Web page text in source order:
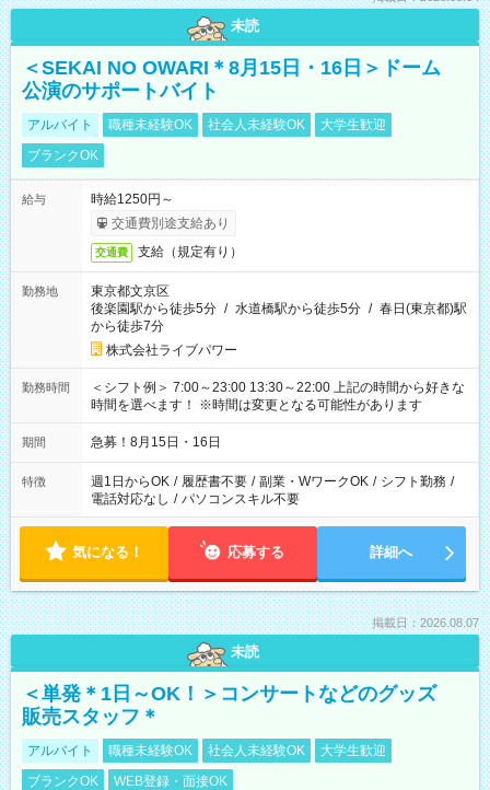
未読
＜SEKAI NO OWARI＊8月15日・16日＞ドーム
公演のサポートバイト
アルバイト 職種未経験OK 社会人未経験OK
大学生歓迎
ブランクOK
給与
時給1250円～
交通費別途支給あり
交通費 支給（規定有り）
勤務地
東京都文京区
後楽園駅から徒歩5分 / 水道橋駅から徒歩5分 / 春日(東京都)駅
から徒歩7分
株式会社ライブパワー
勤務時間
＜シフト例＞ 7:00～23:00 13:30～22:00 上記の時間から好きな
時間を選べます！ ※時間は変更となる可能性があります
期間 急募！8月15日・16日
特徴 週1日からOK / 履歴書不要 / 副業・WワークOK / シフト勤務 /
電話対応なし / パソコンスキル不要
気になる！ 応募する 詳細へ
掲載日：2026.08.07
未読
＜単発＊1日～OK！＞コンサートなどのグッズ
販売スタッフ＊
アルバイト 職種未経験OK 社会人未経験OK
大学生歓迎
ブランクOK
WEB登録・面接OK